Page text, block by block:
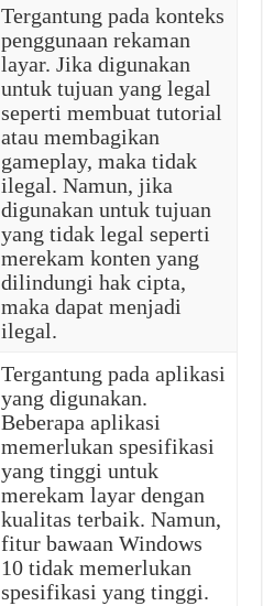
Tergantung pada konteks
penggunaan rekaman
layar. Jika digunakan
untuk tujuan yang legal
seperti membuat tutorial
atau membagikan
gameplay, maka tidak
ilegal. Namun, jika
digunakan untuk tujuan
yang tidak legal seperti
merekam konten yang
dilindungi hak cipta,
maka dapat menjadi
ilegal.
Tergantung pada aplikasi
yang digunakan.
Beberapa aplikasi
memerlukan spesifikasi
yang tinggi untuk
merekam layar dengan
kualitas terbaik. Namun,
fitur bawaan Windows
10 tidak memerlukan
spesifikasi yang tinggi.